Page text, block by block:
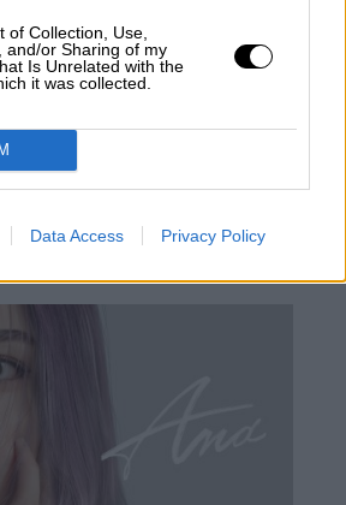
of Collection, Use,
and/or Sharing of my
Is Unrelated with the
it was collected.
Data Access Privacy Policy
(Valencia)
coches eléctricos